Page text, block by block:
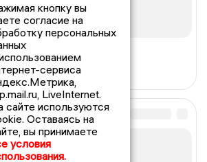
кнопку вы
согласие на
персональных
сервиса
LiveInternet.
сайте используются
Оставаясь на
вы принимаете
условия